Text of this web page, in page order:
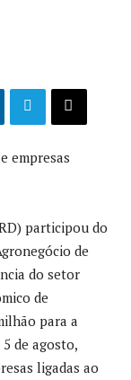
empresas
participou do
de
do setor
de
para a
de agosto,
ligadas ao